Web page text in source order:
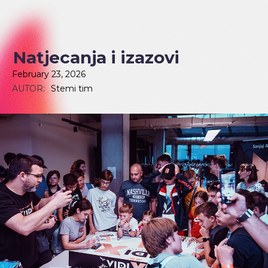
Natjecanja i izazovi
February 23, 2026
AUTOR:
Stemi tim